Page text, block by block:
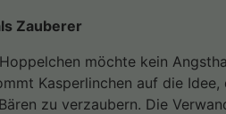
Zauberer
möchte kein
Kasperlinchen auf die
zu verzaubern. Die